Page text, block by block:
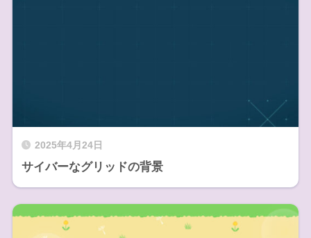
2025年4月24日
サイバーなグリッドの背景